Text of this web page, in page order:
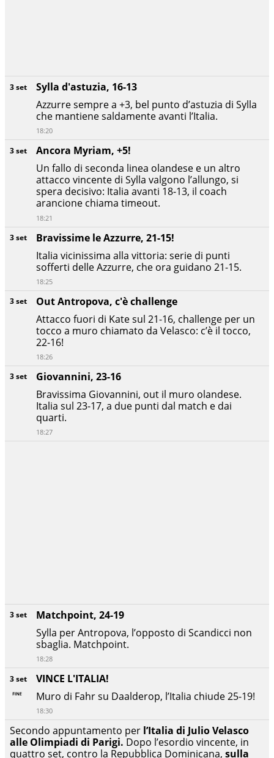
3 set
VINCE L'ITALIA!
Muro di Fahr su Daalderop, l’Italia chiude 25-19!
18:30
3 set
Matchpoint, 24-19
Sylla per Antropova, l’opposto di Scandicci non
sbaglia. Matchpoint.
18:28
3 set
Giovannini, 23-16
Bravissima Giovannini, out il muro olandese.
Italia sul 23-17, a due punti dal match e dai
quarti.
18:27
3 set
Out Antropova, c'è challenge
Attacco fuori di Kate sul 21-16, challenge per un
tocco a muro chiamato da Velasco: c’è il tocco,
22-16!
18:26
3 set
Bravissime le Azzurre, 21-15!
Italia vicinissima alla vittoria: serie di punti
sofferti delle Azzurre, che ora guidano 21-15.
18:25
3 set
Ancora Myriam, +5!
Un fallo di seconda linea olandese e un altro
attacco vincente di Sylla valgono l’allungo, si
spera decisivo: Italia avanti 18-13, il coach
arancione chiama timeout.
18:21
3 set
Sylla d'astuzia, 16-13
Azzurre sempre a +3, bel punto d’astuzia di Sylla
che mantiene saldamente avanti l’Italia.
18:20
Secondo appuntamento per l’Italia di Julio Velasco
alle Olimpiadi di Parigi. Dopo l’esordio vincente, in
quattro set, contro la Repubblica Dominicana, sulla